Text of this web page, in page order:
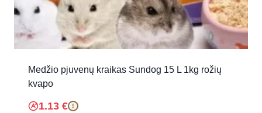
Medžio pjuvenų kraikas Sundog 15 L 1kg rožių
kvapo
1.13 € !